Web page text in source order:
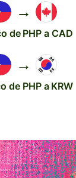
→
de PHP a CAD
→
de PHP a KRW